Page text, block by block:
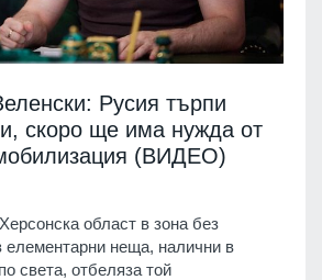
Русия търпи
скоро ще има нужда от
(ВИДЕО)
област в зона без
елементарни неща, налични в
света, отбеляза той